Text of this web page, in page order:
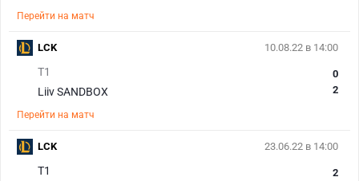
Перейти на матч
10.08.22 в 14:00
T1
Liiv SANDBOX
0
2
Перейти на матч
LCK
23.06.22 в 14:00
T1
2
LCK